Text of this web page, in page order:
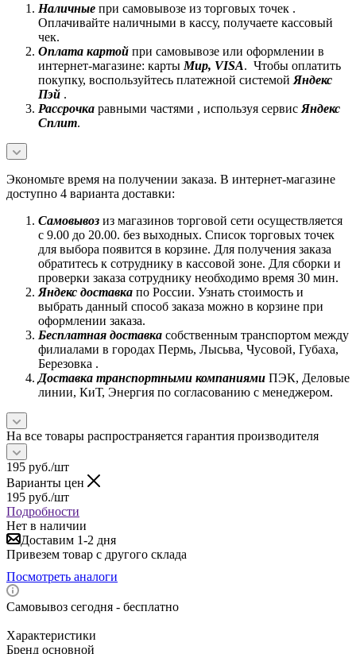
Наличные при самовывозе из торговых точек .
Оплачивайте наличными в кассу, получаете кассовый
чек.
Оплата картой при самовывозе или оформлении в
интернет-магазине: карты Mир, VISA. Чтобы оплатить
покупку, воспользуйтесь платежной системой Яндекс
Пэй .
Рассрочка равными частями , используя сервис Яндекс
Сплит.
Экономьте время на получении заказа. В интернет-магазине
доступно 4 варианта доставки:
Самовывоз из магазинов торговой сети осуществляется
с 9.00 до 20.00. без выходных. Список торговых точек
для выбора появится в корзине. Для получения заказа
обратитесь к сотруднику в кассовой зоне. Для сборки и
проверки заказа сотруднику необходимо время 30 мин.
Яндекс доставка по России. Узнать стоимость и
выбрать данный способ заказа можно в корзине при
оформлении заказа.
Бесплатная доставка собственным транспортом между
филиалами в городах Пермь, Лысьва, Чусовой, Губаха,
Березовка .
Доставка транспортными компаниями ПЭК, Деловые
линии, КиТ, Энергия по согласованию с менеджером.
На все товары распространяется гарантия производителя
195 руб./шт
Варианты цен
195 руб./шт
Подробности
Нет в наличии
Доставим 1-2 дня
Привезем товар с другого склада
Посмотреть аналоги
Самовывоз сегодня - бесплатно
Характеристики
Бренд основной